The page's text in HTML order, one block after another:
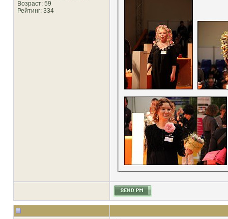
Возраст: 59
Рейтинг: 334